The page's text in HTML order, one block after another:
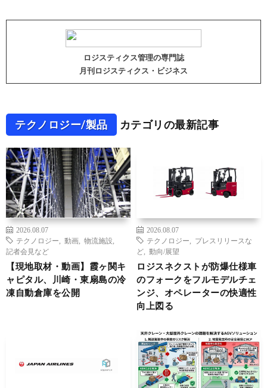
ロジスティクス管理の専門誌
月刊ロジスティクス・ビジネス
テクノロジー/製品 カテゴリの最新記事
2026.08.07
テクノロジー
動画 物流施設
記者会見など
【現地取材・動画】霞ヶ関キ
ャピタル、川崎・東扇島の冷
凍自動倉庫を公開
2026.08.07
テクノロジー
プレスリリースな
ど
動向/展望
ロジスネクストが防爆仕様車
のフォークをフルモデルチェ
ンジ、オペレーターの快適性
向上図る